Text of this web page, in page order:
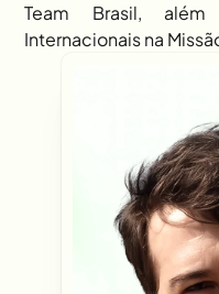
Team Brasil,
Internacionais na